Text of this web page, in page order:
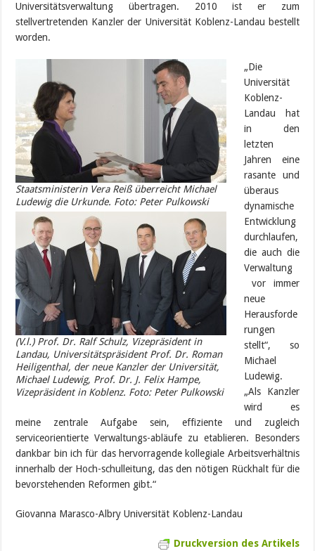
Universitätsverwaltung übertragen. 2010 ist er zum
stellvertretenden Kanzler der Universität Koblenz-Landau bestellt
worden.
Staatsministerin Vera Reiß überreicht Michael
Ludewig die Urkunde. Foto: Peter Pulkowski
(V.l.) Prof. Dr. Ralf Schulz, Vizepräsident in
Landau, Universitätspräsident Prof. Dr. Roman
Heiligenthal, der neue Kanzler der Universität,
Michael Ludewig, Prof. Dr. J. Felix Hampe,
Vizepräsident in Koblenz. Foto: Peter Pulkowski
„Die
Universität
Koblenz-
Landau hat
in den
letzten
Jahren eine
rasante und
überaus
dynamische
Entwicklung
durchlaufen,
die auch die
Verwaltung
vor immer
neue
Herausforde
rungen
stellt“, so
Michael
Ludewig.
„Als Kanzler
wird es
meine zentrale Aufgabe sein, effiziente und zugleich
serviceorientierte Verwaltungs-abläufe zu etablieren. Besonders
dankbar bin ich für das hervorragende kollegiale Arbeitsverhältnis
innerhalb der Hoch-schulleitung, das den nötigen Rückhalt für die
bevorstehenden Reformen gibt.“
Giovanna Marasco-Albry Universität Koblenz-Landau
Druckversion des Artikels